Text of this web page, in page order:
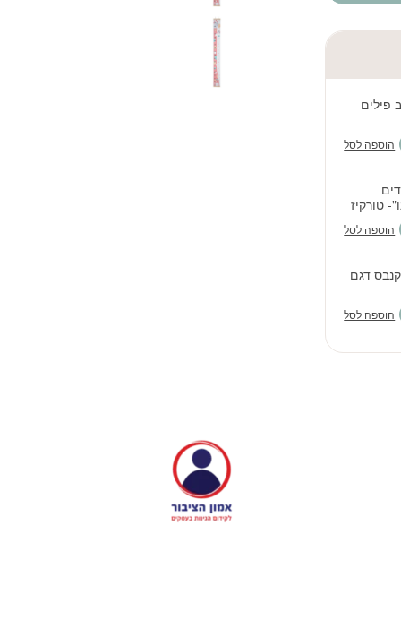
פילים
הוספה לסל
טורקיז
הוספה לסל
דגם
הוספה לסל